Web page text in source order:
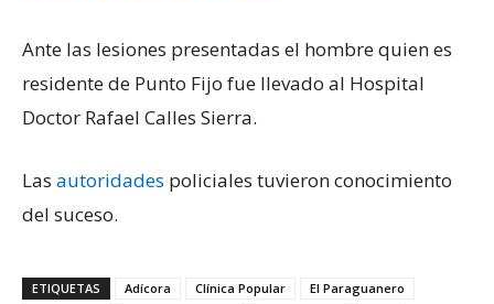
Ante las lesiones presentadas el hombre quien es
residente de Punto Fijo fue llevado al Hospital
Doctor Rafael Calles Sierra.
Las autoridades policiales tuvieron conocimiento
del suceso.
ETIQUETAS Adícora Clínica Popular
El Paraguanero